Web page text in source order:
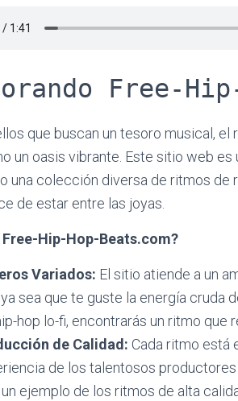
Free-
que buscan un tesoro musical, el
un oasis vibrante. Este sitio web
una colección diversa de ritmos de
de estar entre las joyas.
Free-Hip-Hop-Beats.com?
Variados: El sitio atiende a un
ya sea que te guste la energía cruda
hop lo-fi, encontrarás un ritmo que
de Calidad: Cada ritmo está
de los talentosos
ejemplo de los ritmos de alta